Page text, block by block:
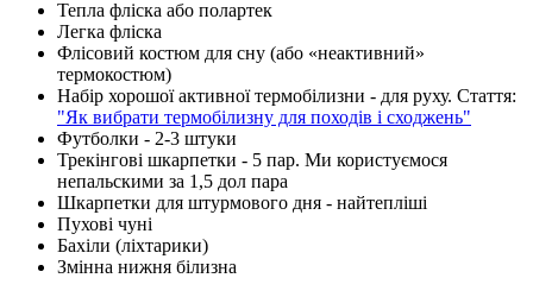
Тепла фліска або полартек
Легка фліска
Флісовий костюм для сну (або «неактивний»
термокостюм)
Набір хорошої активної термобілизни - для руху. Стаття:
"Як вибрати термобілизну для походів і сходжень"
Футболки - 2-3 штуки
Трекінгові шкарпетки - 5 пар. Ми користуємося
непальскими за 1,5 дол пара
Шкарпетки для штурмового дня - найтепліші
Пухові чуні
Бахіли (ліхтарики)
Змінна нижня білизна